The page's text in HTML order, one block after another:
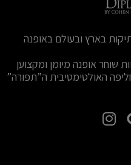
בארץ ובעולם באופנה
שוחר אופנה מיומן ומקצוען
האולטימטיבית ה”תפורה”
I
n